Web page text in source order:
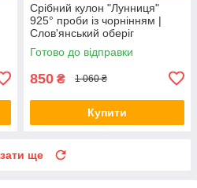
Срібний кулон "Лунниця"
925° проби із чорнінням |
Cлов'янський оберіг
Готово до відправки
850 ₴ 1 060 ₴
Купити
ще